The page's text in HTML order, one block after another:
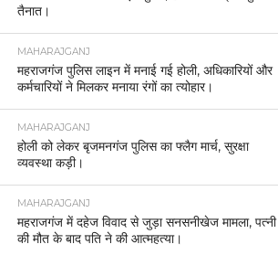
तैनात।
MAHARAJGANJ
महराजगंज पुलिस लाइन में मनाई गई होली, अधिकारियों और
कर्मचारियों ने मिलकर मनाया रंगों का त्योहार।
MAHARAJGANJ
होली को लेकर बृजमनगंज पुलिस का फ्लैग मार्च, सुरक्षा
व्यवस्था कड़ी।
MAHARAJGANJ
महराजगंज में दहेज विवाद से जुड़ा सनसनीखेज मामला, पत्नी
की मौत के बाद पति ने की आत्महत्या।